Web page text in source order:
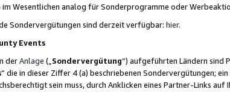
im Wesentlichen analog für Sonderprogramme oder
Sondervergütungen sind derzeit verfügbar: hier.
Events
derAnlage („ Sondervergütung“) aufgeführten Ländern sind
“ die in dieser Ziffer 4 (a) beschriebenen Sondervergütungen;
sein muss, durch Anklicken eines Partner-Links